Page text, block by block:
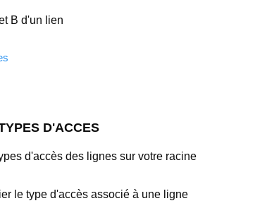
B d'un lien
D'ACCES
d'accès des lignes sur votre racine
le type d'accès associé à une ligne